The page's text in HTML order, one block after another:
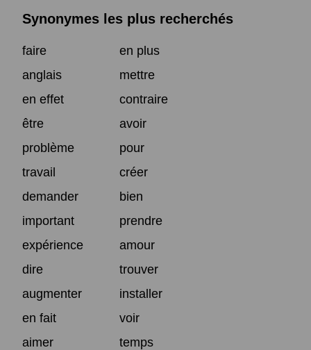
Synonymes les plus recherchés
faire
en plus
anglais
mettre
en effet
contraire
être
avoir
problème
pour
travail
créer
demander
bien
important
prendre
expérience
amour
dire
trouver
augmenter
installer
en fait
voir
aimer
temps